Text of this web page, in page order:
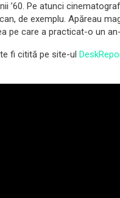
’60. Pe atunci
de exemplu. Apăreau
pe care a practicat-o un
fi citită pe site-ul